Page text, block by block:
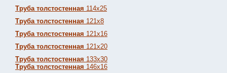
Труба толстостенная 114х25
Труба толстостенная 121х8
Труба толстостенная 121х16
Труба толстостенная 121х20
Труба толстостенная 133х30
Труба толстостенная 146х16